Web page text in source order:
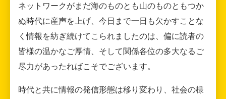
ネットワークがまだ海のものとも山のものともつか
ぬ時代に産声を上げ、今日まで一日も欠かすことな
く情報を紡ぎ続けてこられましたのは、偏に読者の
皆様の温かなご厚情、そして関係各位の多大なるご
尽力があったればこそでございます。
時代と共に情報の発信形態は移り変わり、社会の様